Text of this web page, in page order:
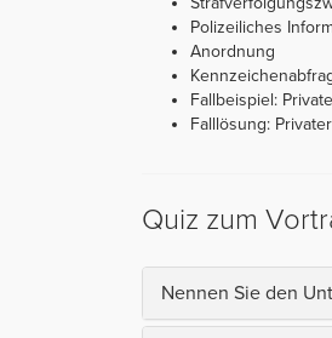
Polizeiliches
Anordnung
Fallbeispiel:
Falllösung:
Quiz zum
Nennen Sie den